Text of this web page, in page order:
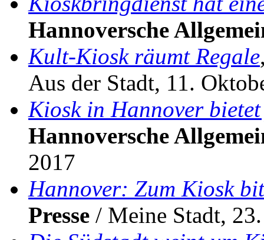
Hannoversche
Kult-Kiosk räumt Regale
Aus der Stadt, 11.
Kiosk in Hannover
Hannoversche
2017
Hannover: Zum Kiosk
Presse / Meine Stadt,